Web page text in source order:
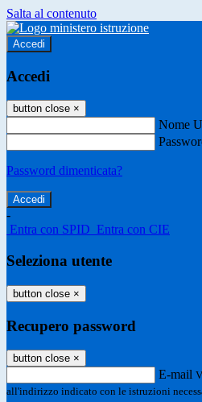
Salta al contenuto
Accedi
Accedi
button close ×
Nome
Password dimenticata?
-
Entra con SPID Entra con CIE
Seleziona utente
button close ×
Recupero password
button close ×
E-mail
all'indirizzo indicato con le istruzioni